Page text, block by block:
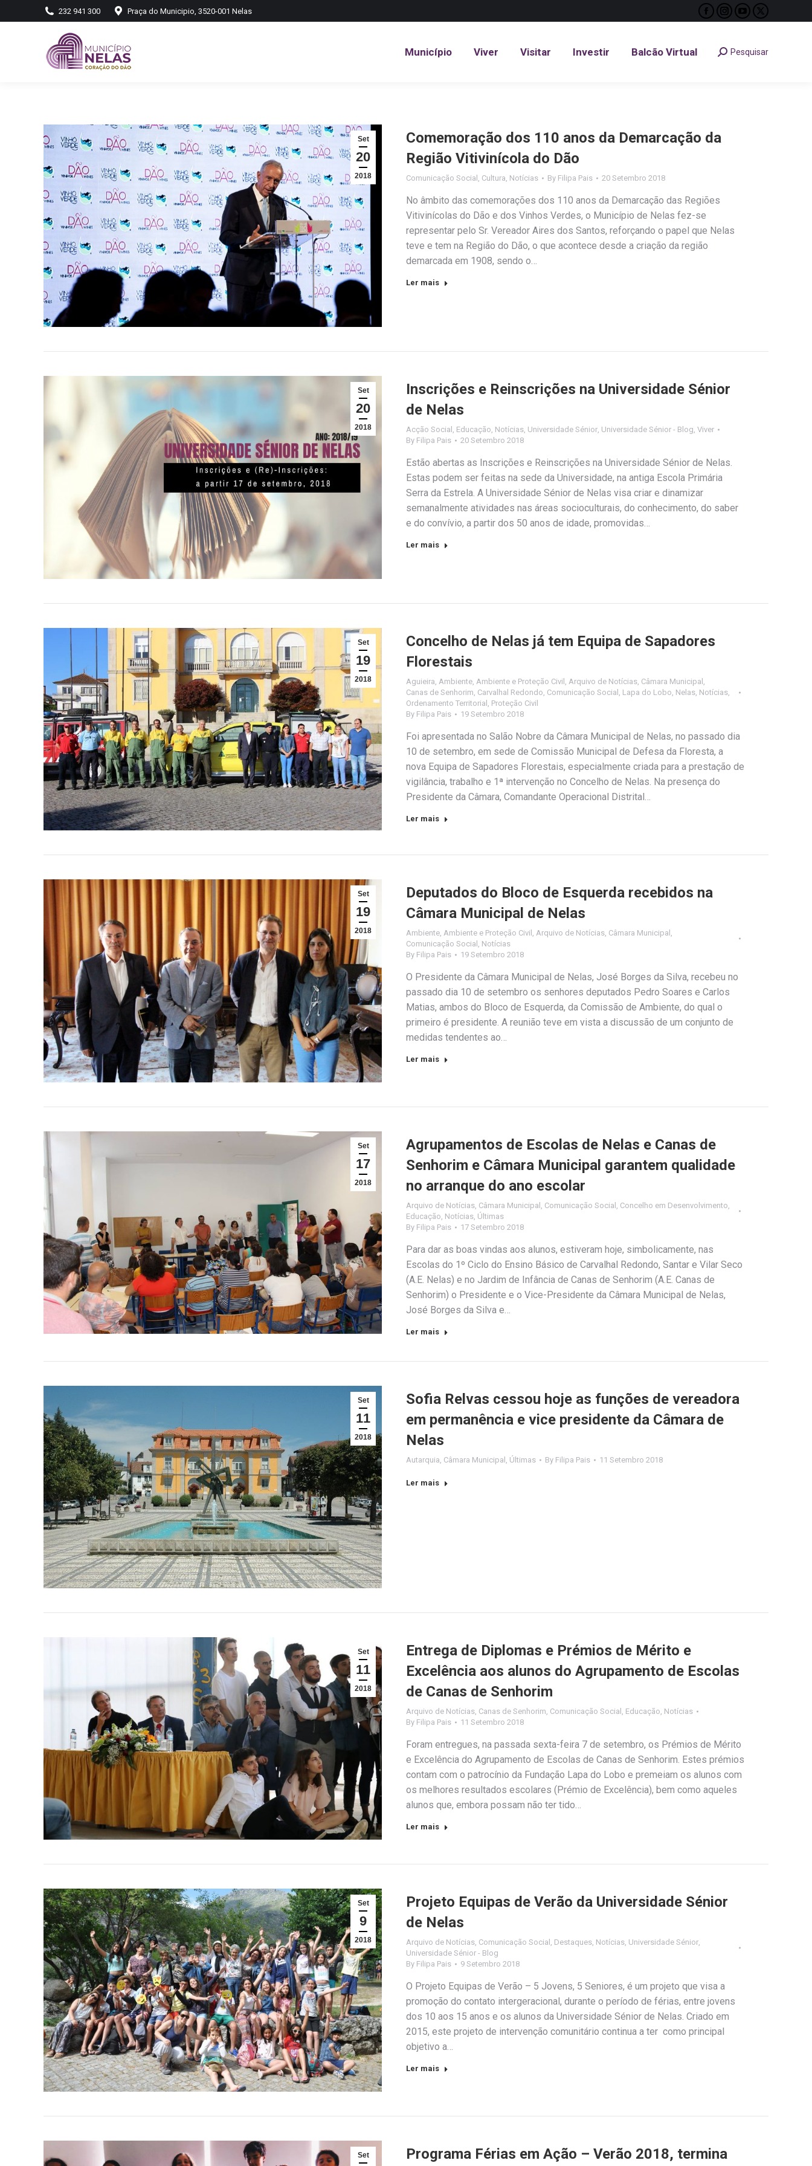
232 941 300 Praça do Municipio, 3520-001 Nelas
Facebook
opens
Instagram
opens
YouTube
opens
X
opens
Município Viver Visitar Investir Balcão Virtual Search:Pesquisar
Set
20
2018
Comemoração dos 110 anos da Demarcação da
Região Vitivinícola do Dão
Comunicação Social , Cultura, Notícias By Filipa Pais 20 Setembro 2018
No âmbito das comemorações dos 110 anos da Demarcação das Regiões
Vitivinícolas do Dão e dos Vinhos Verdes, o Município de Nelas fez-se
representar pelo Sr. Vereador Aires dos Santos, reforçando o papel que Nelas
teve e tem na Região do Dão, o que acontece desde a criação da região
demarcada em 1908, sendo o…
Ler mais
Set
20
2018
Inscrições e Reinscrições na Universidade Sénior
de Nelas
Acção Social , Educação, Notícias, Universidade Sénior, Universidade Sénior - Blog, Viver
By Filipa Pais 20 Setembro 2018
Estão abertas as Inscrições e Reinscrições na Universidade Sénior de Nelas.
Estas podem ser feitas na sede da Universidade, na antiga Escola Primária
Serra da Estrela. A Universidade Sénior de Nelas visa criar e dinamizar
semanalmente atividades nas áreas socioculturais, do conhecimento, do saber
e do convívio, a partir dos 50 anos de idade, promovidas…
Ler mais
Set
19
2018
Concelho de Nelas já tem Equipa de Sapadores
Florestais
Aguieira Ambiente Ambiente e Proteção Civil Arquivo de Notícias Câmara Municipal
Canas de Senhorim Carvalhal Redondo Comunicação Social Lapa do Lobo Nelas Notícias
Ordenamento Territorial
Proteção Civil
By Filipa Pais 19 Setembro 2018
Foi apresentada no Salão Nobre da Câmara Municipal de Nelas, no passado dia
10 de setembro, em sede de Comissão Municipal de Defesa da Floresta, a
nova Equipa de Sapadores Florestais, especialmente criada para a prestação de
vigilância, trabalho e 1ª intervenção no Concelho de Nelas. Na presença do
Presidente da Câmara, Comandante Operacional Distrital…
Ler mais
Set
19
2018
Deputados do Bloco de Esquerda recebidos na
Câmara Municipal de Nelas
Ambiente, Ambiente e Proteção Civil , Arquivo de Notícias, Câmara Municipal ,
Comunicação Social , Notícias
By Filipa Pais 19 Setembro 2018
O Presidente da Câmara Municipal de Nelas, José Borges da Silva, recebeu no
passado dia 10 de setembro os senhores deputados Pedro Soares e Carlos
Matias, ambos do Bloco de Esquerda, da Comissão de Ambiente, do qual o
primeiro é presidente. A reunião teve em vista a discussão de um conjunto de
medidas tendentes ao…
Ler mais
Set
17
2018
Agrupamentos de Escolas de Nelas e Canas de
Senhorim e Câmara Municipal garantem qualidade
no arranque do ano escolar
Arquivo de Notícias Câmara Municipal Comunicação Social Concelho em Desenvolvimento
Educação Notícias Últimas
By Filipa Pais 17 Setembro 2018
Para dar as boas vindas aos alunos, estiveram hoje, simbolicamente, nas
Escolas do 1º Ciclo do Ensino Básico de Carvalhal Redondo, Santar e Vilar Seco
(A.E. Nelas) e no Jardim de Infância de Canas de Senhorim (A.E. Canas de
Senhorim) o Presidente e o Vice-Presidente da Câmara Municipal de Nelas,
José Borges da Silva e…
Ler mais
Set
11
2018
Sofia Relvas cessou hoje as funções de vereadora
em permanência e vice presidente da Câmara de
Nelas
Autarquia Câmara Municipal Últimas By Filipa Pais 11 Setembro 2018
Ler mais
Set
11
2018
Entrega de Diplomas e Prémios de Mérito e
Excelência aos alunos do Agrupamento de Escolas
de Canas de Senhorim
Arquivo de Notícias Canas de Senhorim Comunicação Social Educação Notícias
By Filipa Pais 11 Setembro 2018
Foram entregues, na passada sexta-feira 7 de setembro, os Prémios de Mérito
e Excelência do Agrupamento de Escolas de Canas de Senhorim. Estes prémios
contam com o patrocínio da Fundação Lapa do Lobo e premeiam os alunos com
os melhores resultados escolares (Prémio de Excelência), bem como aqueles
alunos que, embora possam não ter tido…
Ler mais
Set
9
2018
Projeto Equipas de Verão da Universidade Sénior
de Nelas
Arquivo de Notícias, Comunicação Social , Destaques, Notícias, Universidade Sénior,
Universidade Sénior - Blog
By Filipa Pais 9 Setembro 2018
O Projeto Equipas de Verão – 5 Jovens, 5 Seniores, é um projeto que visa a
promoção do contato intergeracional, durante o período de férias, entre jovens
dos 10 aos 15 anos e os alunos da Universidade Sénior de Nelas. Criado em
2015, este projeto de intervenção comunitário continua a ter como principal
objetivo a…
Ler mais
Set
Programa Férias em Ação – Verão 2018, termina
Município Viver Visitar Investir Balcão Virtual Search:
Pesquisar